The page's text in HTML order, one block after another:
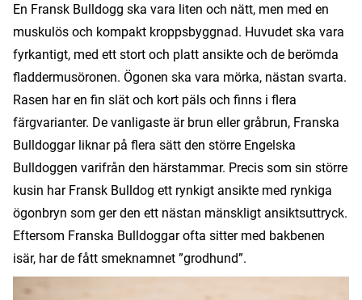
En Fransk Bulldogg ska vara liten och nätt, men med en
muskulös och kompakt kroppsbyggnad. Huvudet ska vara
fyrkantigt, med ett stort och platt ansikte och de berömda
fladdermusöronen. Ögonen ska vara mörka, nästan svarta.
Rasen har en fin slät och kort päls och finns i flera
färgvarianter. De vanligaste är brun eller gråbrun, Franska
Bulldoggar liknar på flera sätt den större Engelska
Bulldoggen varifrån den härstammar. Precis som sin större
kusin har Fransk Bulldog ett rynkigt ansikte med rynkiga
ögonbryn som ger den ett nästan mänskligt ansiktsuttryck.
Eftersom Franska Bulldoggar ofta sitter med bakbenen
isär, har de fått smeknamnet ”grodhund”.